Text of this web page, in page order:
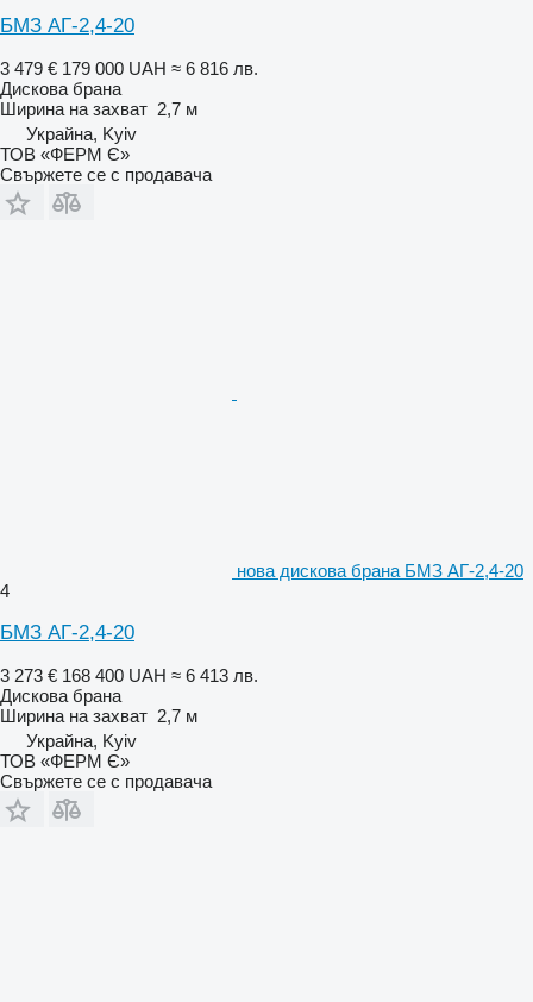
БМЗ АГ-2,4-20
3 479 € 179 000 UAH ≈ 6 816 лв.
Дискова брана
Ширина на захват 2,7 м
Украйна, Kyiv
ТОВ «ФЕРМ Є»
Свържете се с продавача
нова дискова брана БМЗ АГ-2,4-20
4
БМЗ АГ-2,4-20
3 273 € 168 400 UAH ≈ 6 413 лв.
Дискова брана
Ширина на захват 2,7 м
Украйна, Kyiv
ТОВ «ФЕРМ Є»
Свържете се с продавача